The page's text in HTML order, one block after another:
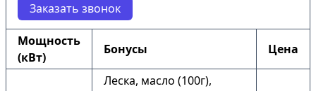
Заказать звонок
Мощность
(кВт)
Бонусы Цена
Леска, масло (100г),